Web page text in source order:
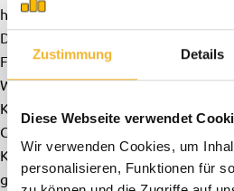
Zustimmung Details
Diese Webseite verwendet
Wir verwenden Cookies, um
personalisieren, Funktionen für
hier 2,5 Zimmer und insgesamt drei
Doppelbett und ein Einzelbett) und
Familien, Paare oder
Wohnbereich verbindet eine
Küche mit Induktionsherd,
Geschirrspülmaschine, Kühlschrank
Kaffeemaschine, Wasserkocher
gemütlichen Ess- und